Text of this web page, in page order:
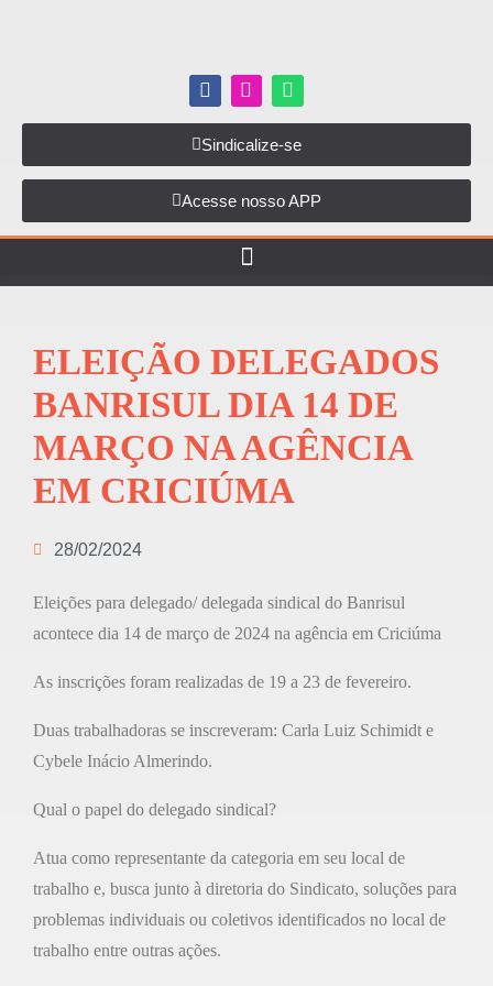
Sindicalize-se
Acesse nosso APP
ELEIÇÃO DELEGADOS
BANRISUL DIA 14 DE
MARÇO NA AGÊNCIA
EM CRICIÚMA
28/02/2024
Eleições para delegado/ delegada sindical do Banrisul
acontece dia 14 de março de 2024 na agência em Criciúma
As inscrições foram realizadas de 19 a 23 de fevereiro.
Duas trabalhadoras se inscreveram: Carla Luiz Schimidt e
Cybele Inácio Almerindo.
Qual o papel do delegado sindical?
Atua como representante da categoria em seu local de
trabalho e, busca junto à diretoria do Sindicato, soluções para
problemas individuais ou coletivos identificados no local de
trabalho entre outras ações.